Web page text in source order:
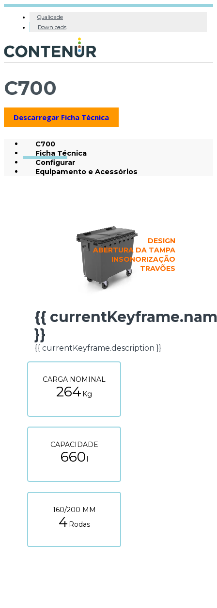
Qualidade
Downloads
C700
Descarregar Ficha Técnica
C700
Ficha Técnica
Configurar
Equipamento e Acessórios
{{
}}
{{ currentKeyframe.description }}
DESIGN
ABERTURA DA TAMPA
INSONORIZAÇÃO
TRAVÕES
FICHA TÉCNICA
CARGA NOMINAL
264Kg
CAPACIDADE
660l
160/200 MM
4Rodas